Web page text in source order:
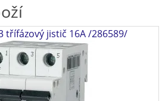
třífázový jistič 16A /286589/